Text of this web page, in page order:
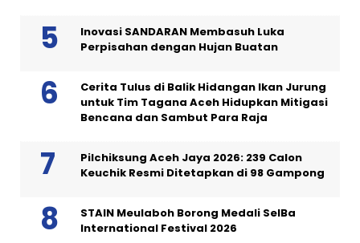
Inovasi SANDARAN Membasuh Luka
Perpisahan dengan Hujan Buatan
Cerita Tulus di Balik Hidangan Ikan Jurung
untuk Tim Tagana Aceh Hidupkan Mitigasi
Bencana dan Sambut Para Raja
Pilchiksung Aceh Jaya 2026: 239 Calon
Keuchik Resmi Ditetapkan di 98 Gampong
STAIN Meulaboh Borong Medali SeIBa
International Festival 2026